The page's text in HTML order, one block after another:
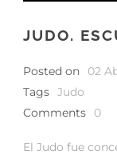
JUDO.
Posted on
02
Tags Judo
Comments
0
El Judo fue